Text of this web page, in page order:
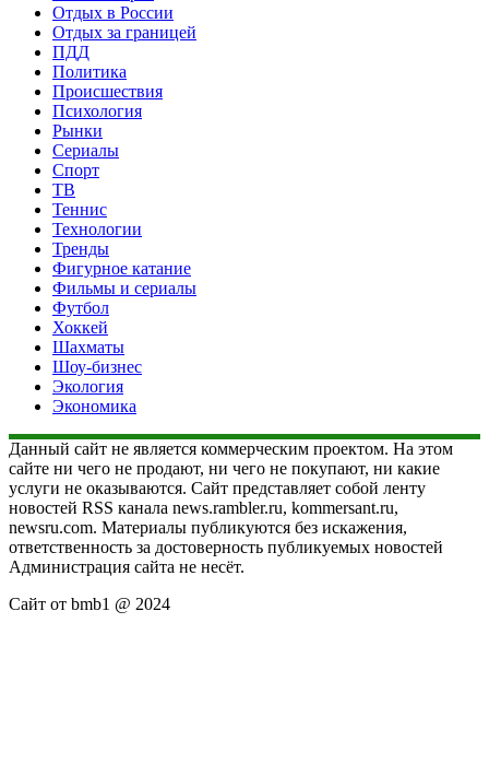
Отдых в России
Отдых за границей
ПДД
Политика
Происшествия
Психология
Рынки
Сериалы
Спорт
ТВ
Теннис
Технологии
Тренды
Фигурное катание
Фильмы и сериалы
Футбол
Хоккей
Шахматы
Шоу-бизнес
Экология
Экономика
Данный сайт не является коммерческим проектом. На этом
сайте ни чего не продают, ни чего не покупают, ни какие
услуги не оказываются. Сайт представляет собой ленту
новостей RSS канала news.rambler.ru, kommersant.ru,
newsru.com. Материалы публикуются без искажения,
ответственность за достоверность публикуемых новостей
Администрация сайта не несёт.
Сайт от bmb1 @ 2024